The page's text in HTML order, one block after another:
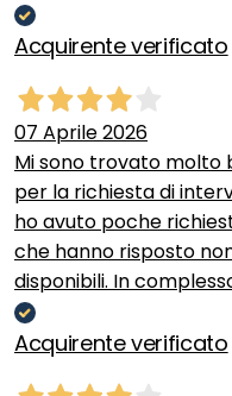
Acquirente verificato
07 Aprile 2026
Mi sono trovato molto
per la richiesta di
ho avuto poche
che hanno risposto
disponibili. In
Acquirente verificato